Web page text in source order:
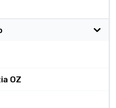
OZ